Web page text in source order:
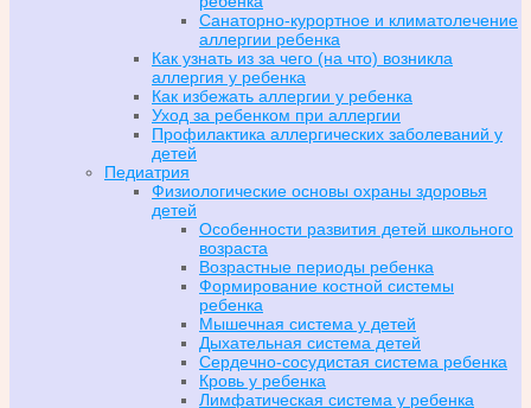
Санаторно-курортное и климатолечение
аллергии ребенка
Как узнать из за чего (на что) возникла
аллергия у ребенка
Как избежать аллергии у ребенка
Уход за ребенком при аллергии
Профилактика аллергических заболеваний у
детей
Педиатрия
Физиологические основы охраны здоровья
детей
Особенности развития детей школьного
возраста
Возрастные периоды ребенка
Формирование костной системы
ребенка
Мышечная система у детей
Дыхательная система детей
Сердечно-сосудистая система ребенка
Кровь у ребенка
Лимфатическая система у ребенка